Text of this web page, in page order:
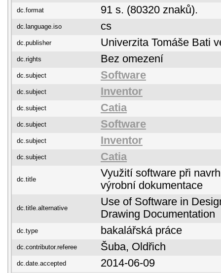
dc.format 91 s. (80320 znaků).
dc.language.iso cs
dc.publisher Univerzita Tomáše Bati
dc.rights Bez omezení
dc.subject Software
dc.subject Inventor
dc.subject Catia
dc.subject Software
dc.subject Inventor
dc.subject Catia
dc.title
Využití software při
výrobní dokumentace
dc.title.alternative
Use of Software in
Drawing Documentation
dc.type bakalářská práce
dc.contributor.referee Šuba, Oldřich
dc.date.accepted 2014-06-09